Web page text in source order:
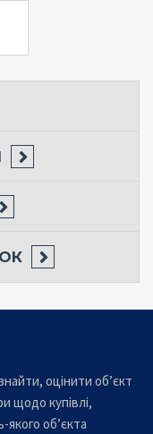
оцінити об’єкт
щодо купівлі,
об’єкта